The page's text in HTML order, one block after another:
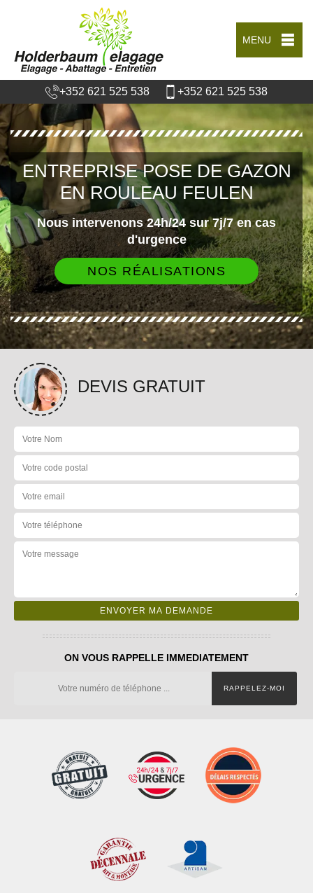
MENU
+352 621 525 538 +352 621 525 538
ENTREPRISE POSE DE GAZON
EN ROULEAU FEULEN
Nous intervenons 24h/24 sur 7j/7 en cas
d'urgence
NOS RÉALISATIONS
DEVIS GRATUIT
ON VOUS RAPPELLE IMMEDIATEMENT